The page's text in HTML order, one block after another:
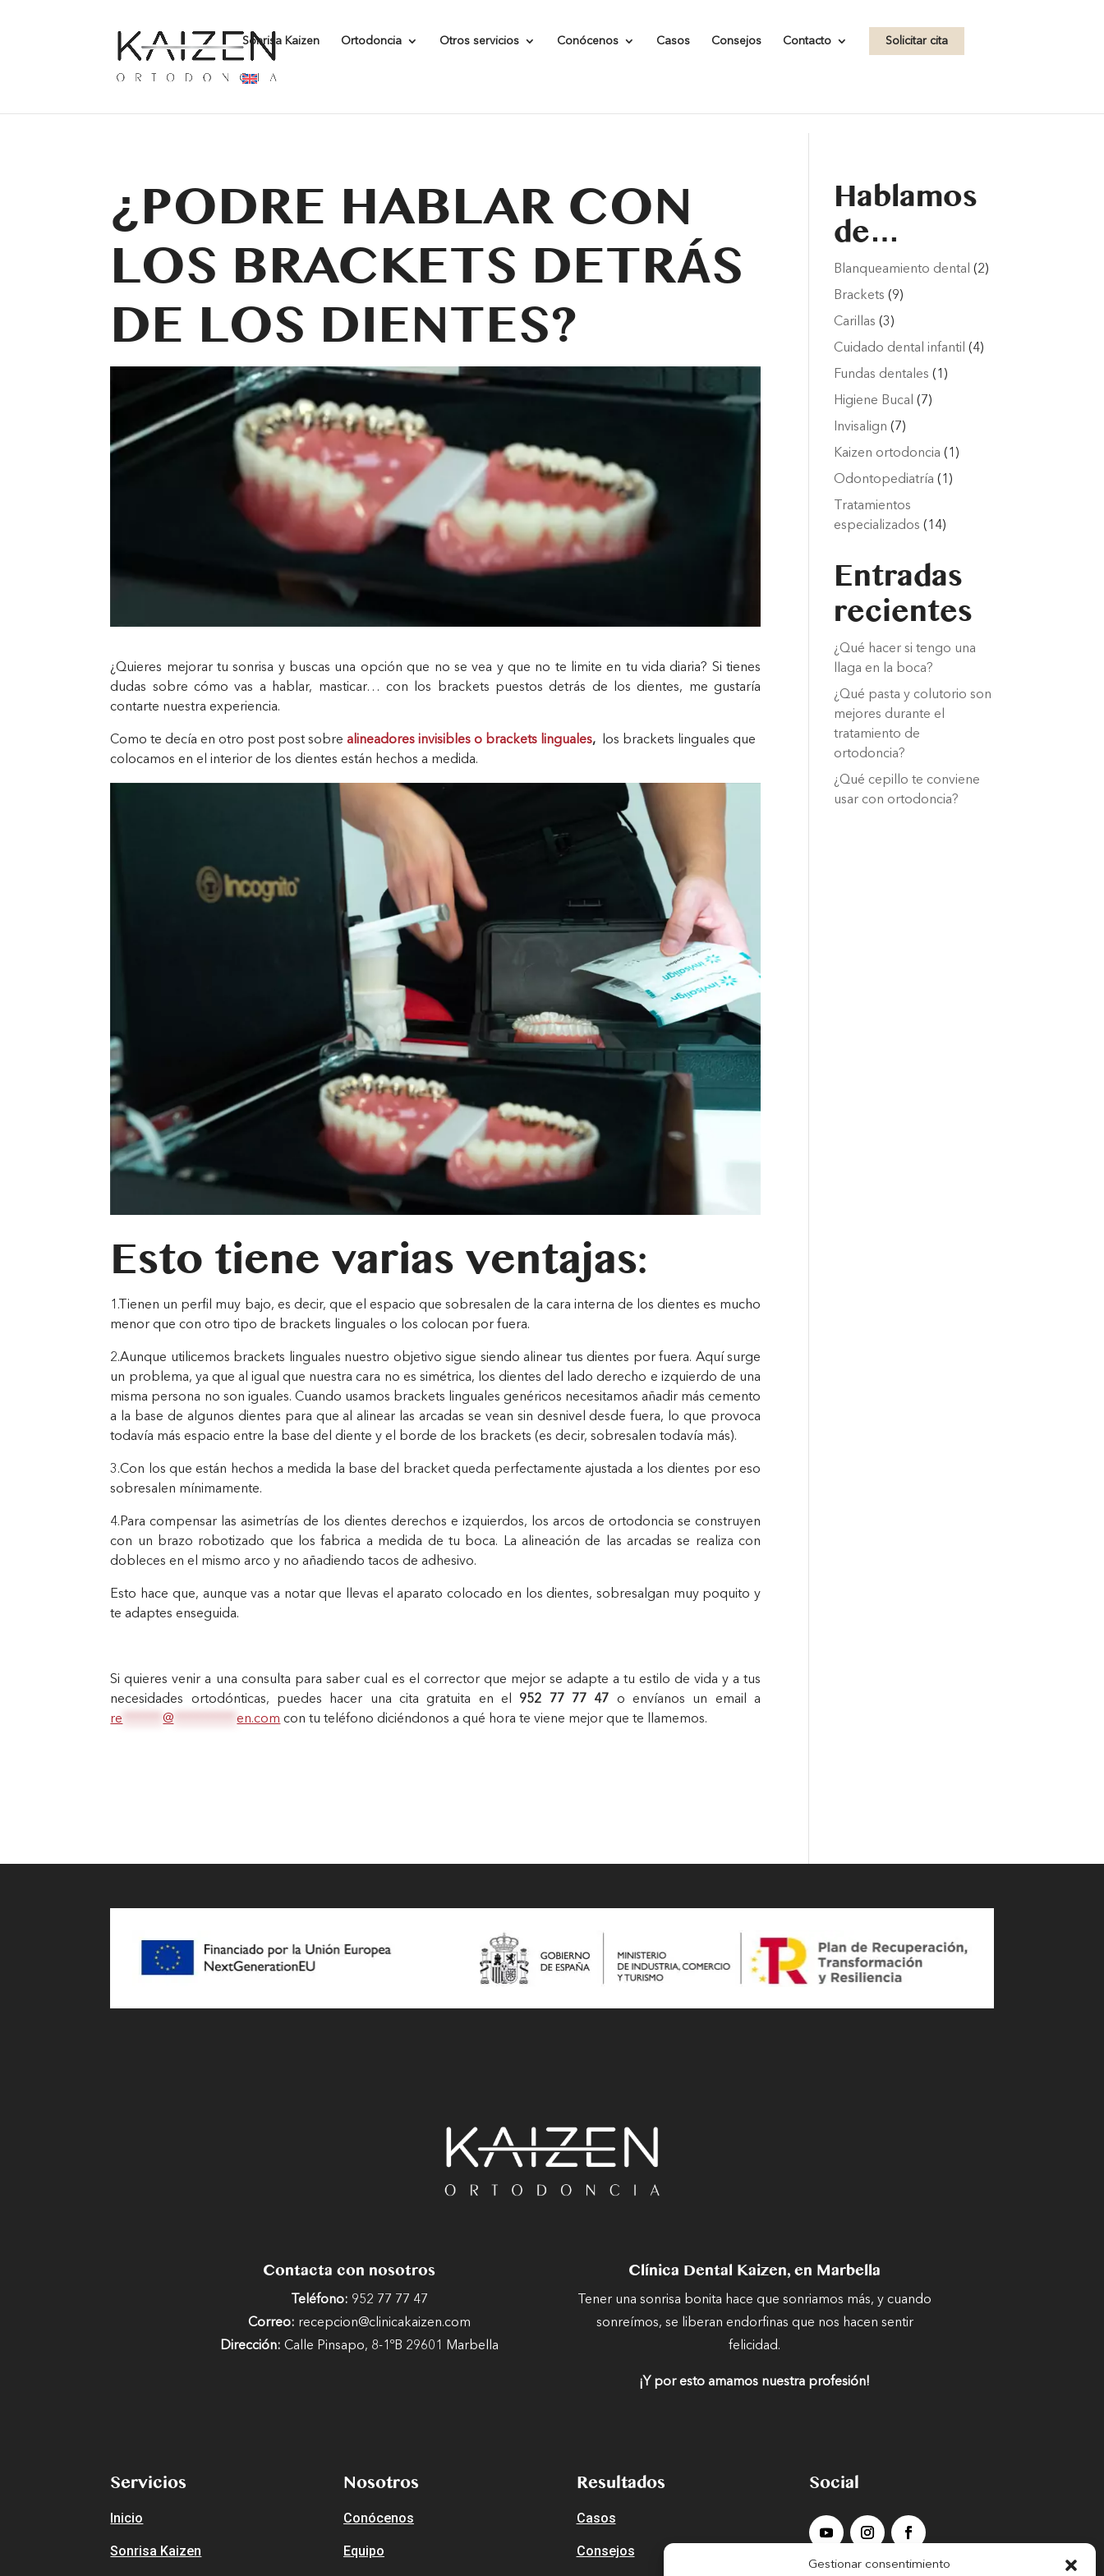
Gestionar consentimiento
: Undefined array key "contact-form-7" in
content/themes/Divi/includes/builder/feature/JQueryBody.php
Sonrisa Kaizen Ortodoncia Otros servicios Conócenos Casos Consejos Contacto Solicitar cita
¿PODRE HABLAR CON
LOS BRACKETS DETRÁS
DE LOS DIENTES?
¿Quieres mejorar tu sonrisa y buscas una opción que no se vea y que no te limite en tu vida diaria? Si tienes
dudas sobre cómo vas a hablar, masticar… con los brackets puestos detrás de los dientes, me gustaría
contarte nuestra experiencia.
Como te decía en otro post post sobre alineadores invisibles o brackets linguales,
los brackets linguales que
colocamos en el interior de los dientes están hechos a medida.
Esto tiene varias ventajas:
1.Tienen un perfil muy bajo, es decir, que el espacio que sobresalen de la cara interna de los dientes es mucho
menor que con otro tipo de brackets linguales o los colocan por fuera.
2.Aunque utilicemos brackets linguales nuestro objetivo sigue siendo alinear tus dientes por fuera. Aquí surge
un problema, ya que al igual que nuestra cara no es simétrica, los dientes del lado derecho e izquierdo de una
misma persona no son iguales. Cuando usamos brackets linguales genéricos necesitamos añadir más cemento
a la base de algunos dientes para que al alinear las arcadas se vean sin desnivel desde fuera, lo que provoca
todavía más espacio entre la base del diente y el borde de los brackets (es decir, sobresalen todavía más).
3.Con los que están hechos a medida la base del bracket queda perfectamente ajustada a los dientes por eso
sobresalen mínimamente.
4.Para compensar las asimetrías de los dientes derechos e izquierdos, los arcos de ortodoncia se construyen
con un brazo robotizado que los fabrica a medida de tu boca. La alineación de las arcadas se realiza con
dobleces en el mismo arco y no añadiendo tacos de adhesivo.
Esto hace que, aunque vas a notar que llevas el aparato colocado en los dientes, sobresalgan muy poquito y
te adaptes enseguida.
Si quieres venir a una consulta para saber cual es el corrector que mejor se adapte a tu estilo de vida y a tus
necesidades ortodónticas, puedes hacer una cita gratuita en el 952 77 77 47 o envíanos un email a
re *******@ ***********en.com con tu teléfono diciéndonos a qué hora te viene mejor que te llamemos.
Hablamos
de…
Blanqueamiento dental (2)
Brackets (9)
Carillas (3)
Cuidado dental infantil (4)
Fundas dentales (1)
Higiene Bucal (7)
Invisalign (7)
Kaizen ortodoncia (1)
Odontopediatría (1)
Tratamientos
especializados (14)
Entradas
recientes
¿Qué hacer si tengo una
llaga en la boca?
¿Qué pasta y colutorio son
mejores durante el
tratamiento de
ortodoncia?
¿Qué cepillo te conviene
usar con ortodoncia?
Contacta con nosotros
Teléfono: 952 77 77 47
Correo: recepcion@clinicakaizen.com
Dirección: Calle Pinsapo, 8-1ºB 29601 Marbella
Clínica Dental Kaizen, en Marbella
Tener una sonrisa bonita hace que sonriamos más, y cuando
sonreímos, se liberan endorfinas que nos hacen sentir
felicidad.
¡Y por esto amamos nuestra profesión!
Servicios
Inicio
Sonrisa Kaizen
Nosotros
Conócenos
Equipo
Resultados
Casos
Consejos
Social